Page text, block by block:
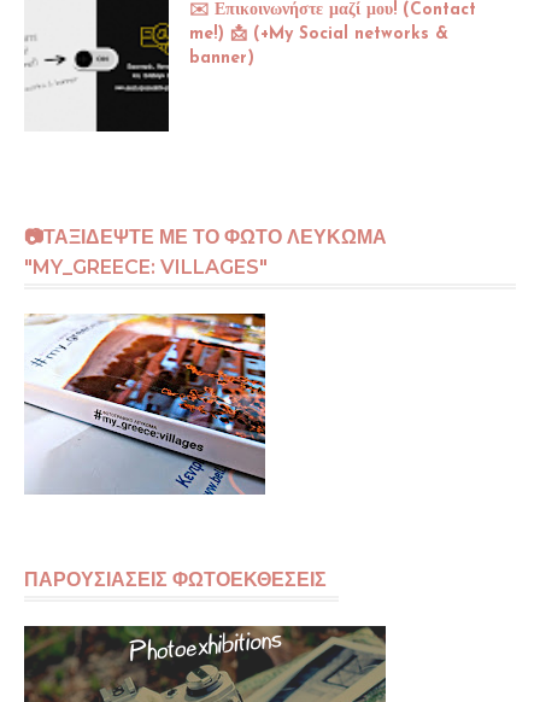
✉️ Επικοινωνήστε μαζί μου! (Contact
me!) 📩 (+My Social networks &
banner)
📷ΤΑΞΙΔΕΨΤΕ ΜΕ ΤΟ ΦΩΤΟ ΛΕΥΚΩΜΑ
"MY_GREECE: VILLAGES"
ΠΑΡΟΥΣΙΑΣΕΙΣ ΦΩΤΟΕΚΘΕΣΕΙΣ